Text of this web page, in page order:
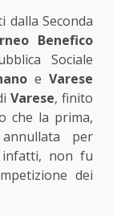
dalla Seconda
Benefico
Sociale
eVarese
Varese, finito
che la prima,
per
infatti, non fu
dei